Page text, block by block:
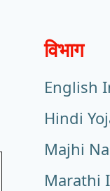
विभाग
English
Hindi
Majhi
Marathi